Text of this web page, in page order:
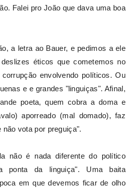
Falei pro João que dava uma boa
a letra ao Bauer, e pedimos a ele
éticos que cometemos no
envolvendo políticos. Ou
e e grandes "linguiças". Afinal,
poeta, quem cobra a doma e
aporreado (mal domado), faz
não vota por preguiça".
não é nada diferente do político
ponta da linguiça". Uma baita
em que devemos ficar de olho